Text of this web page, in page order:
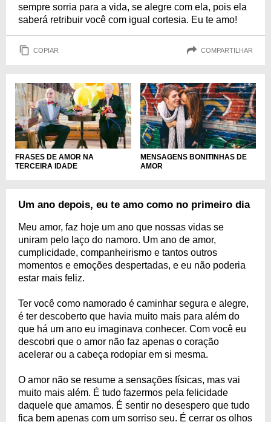
sempre sorria para a vida, se alegre com ela, pois ela
saberá retribuir você com igual cortesia. Eu te amo!
COPIAR COMPARTILHAR
FRASES DE AMOR NA
TERCEIRA IDADE
MENSAGENS BONITINHAS DE
AMOR
Um ano depois, eu te amo como no primeiro dia
Meu amor, faz hoje um ano que nossas vidas se
uniram pelo laço do namoro. Um ano de amor,
cumplicidade, companheirismo e tantos outros
momentos e emoções despertadas, e eu não poderia
estar mais feliz.
Ter você como namorado é caminhar segura e alegre,
é ter descoberto que havia muito mais para além do
que há um ano eu imaginava conhecer. Com você eu
descobri que o amor não faz apenas o coração
acelerar ou a cabeça rodopiar em si mesma.
O amor não se resume a sensações físicas, mas vai
muito mais além. É tudo fazermos pela felicidade
daquele que amamos. É sentir no desespero que tudo
fica bem apenas com um sorriso seu. É cerrar os olhos